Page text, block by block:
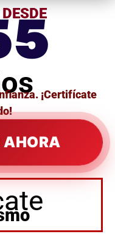
¡Certifícate
AHORA